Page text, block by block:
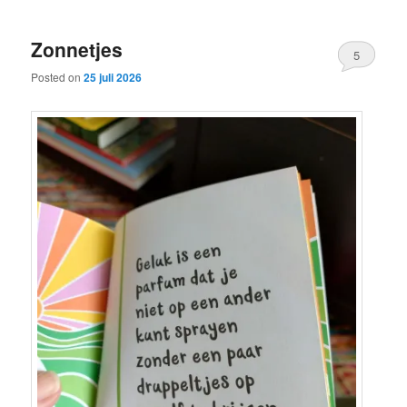
content
content
Zonnetjes
Posted on25 juli 2026
5